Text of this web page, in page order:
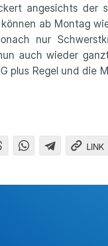
angesichts der
ab Montag
nur
auch wieder
plus Regel und die
LINK